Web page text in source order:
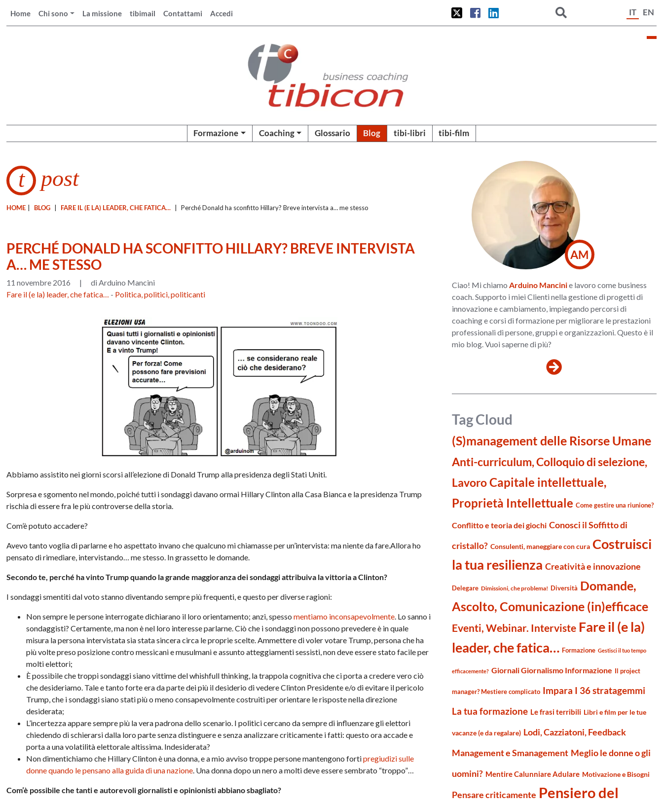
Home Chi sono La missione tibimail Contattami Accedi IT EN
Formazione Coaching Glossario Blog tibi-libri tibi-film
t post
HOME BLOG FARE IL (E LA) LEADER, CHE FATICA… Perché Donald ha sconfitto Hillary? Breve intervista a… me stesso
PERCHÉ DONALD HA SCONFITTO HILLARY? BREVE INTERVISTA
A… ME STESSO
11 novembre 2016 |
di Arduino Mancini
Fare il (e la) leader, che fatica… - Politica, politici, politicanti
Abbiamo assistito nei giorni scorsi all’elezione di Donald Trump alla presidenza degli Stati Uniti.
Sorpresa e sgomento nel mondo, poiché tutti i sondaggi davano ormai Hillary Clinton alla Casa Bianca e la presidenza Trump
rischia di essere fra le più controverse della storia.
Com’è potuto accadere?
Avevo tanto voglia di parlarne e ho aspettato invano che qualcuno mi chiamasse per un’intervista: ma niente da fare.Allora ho
pensato di rimediare, intervistando… me stesso. In grassetto le domande.
Secondo te, perché ha vinto Trump quando la grande maggioranza dei sondaggi attribuiva la vittoria a Clinton?
I sondaggi smentiti dal voto stanno diventando sempre più frequenti, e questo per diverse ragioni:
Non sempre le persone interrogate dichiarano il loro orientamento; anzi, spessomentiamo inconsapevolmente. Lo sanno i
sondaggisti? Certamente, ma non è nel loro interesse parlarne. Ciò che i sondaggi non possono prevedere è in quale
misura la persona intervistata sia stata sincera circa le proprie scelte. Ammettere di voler votare Trump, persona che ha
più volte preso posizione contro messicani e musulmani e assunto atteggiamenti sessisti, non deve essere stato facile per
molti elettori;
È possibile che troppi sondaggi siano vittime del whishfull thinking, la trappola cognitiva che ci porta a credere vero ciò
che desideriamo. Tale e tanto forte era da parte dei più il desiderio di vedere Clinton Presidente e/o di evitare il pericolo
Trump, che i sondaggi siano stati più o meno consapevolmente costruiti per orientare le risposte nella direzione
desiderata;
L’incertezza appare sempre più la vera padrona dello scenario. I politici cercano da sempre di influenzare gli elettori
chiedendo di schierarsi dalla loro parte senza distinguere e senza analizzare criticamente i fatti: questo ora accade e
porta a una volatilità elettorale altissima. Indesiderata?
Non dimentichiamo che Hillary Clinton è una donna, e a mio avviso troppe persone mantengono fortipregiudizi sulle
donne quando le pensano alla guida di una nazione. Una donna dopo un nero a molti deve essere sembrato “troppo”…
Com’è possibile che tanti e autorevoli giornalisti e opinionisti abbiano sbagliato?
AM
Ciao! Mi chiamo Arduino Mancinie lavoro come business
coach. Supporto i miei Clienti nella gestione di progetti di
innovazione e cambiamento, impiegando percorsi di
coaching e corsi di formazione per migliorare le prestazioni
professionali di persone, gruppi e organizzazioni. Questo è il
mio blog. Vuoi saperne di più?
Tag Cloud
(S)management delle Risorse Umane
Anti-curriculum, Colloquio di selezione,
LavoroCapitale intellettuale,
Proprietà Intellettuale Come gestire una riunione?
Conflitto e teoria dei giochi Conosci il Soffitto di
cristallo? Consulenti, maneggiare con cura Costruisci
la tua resilienza Creatività e innovazione
Delegare Dimissioni, che problema! Diversità Domande,
Ascolto, Comunicazione (in)efficace
Eventi, Webinar. Interviste Fare il (e la)
leader, che fatica… Formazione Gestisci il tuo tempo
efficacemente? Giornali Giornalismo Informazione Il project
manager? Mestiere complicato Impara I 36 stratagemmi
La tua formazione Le frasi terribili Libri e film per le tue
vacanze (e da regalare) Lodi, Cazziatoni, Feedback
Management e Smanagement Meglio le donne o gli
uomini? Mentire Calunniare Adulare Motivazione e Bisogni
Pensare criticamente Pensiero del